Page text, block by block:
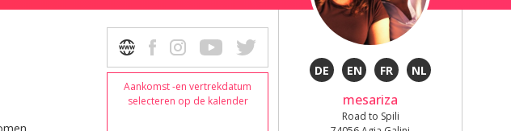
Aankomst -en vertrekdatum
selecteren op de kalender
DE EN FR NL
mesariza
Road to Spili